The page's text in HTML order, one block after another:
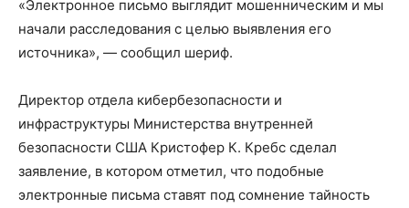
«Электронное письмо выглядит мошенническим и мы
начали расследования с целью выявления его
источника», — сообщил шериф.
Директор отдела кибербезопасности и
инфраструктуры Министерства внутренней
безопасности США Кристофер К. Кребс сделал
заявление, в котором отметил, что подобные
электронные письма ставят под сомнение тайность